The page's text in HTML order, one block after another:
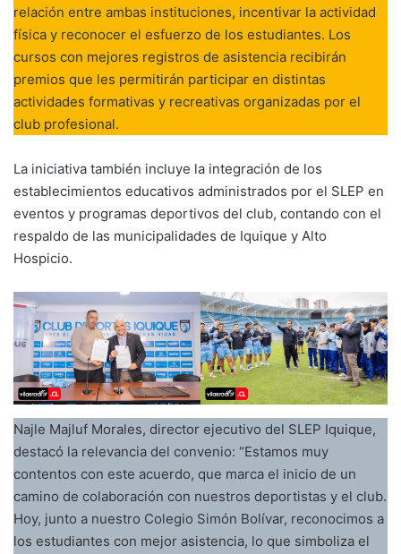
relación entre ambas instituciones, incentivar la actividad
física y reconocer el esfuerzo de los estudiantes. Los
cursos con mejores registros de asistencia recibirán
premios que les permitirán participar en distintas
actividades formativas y recreativas organizadas por el
club profesional.
La iniciativa también incluye la integración de los
establecimientos educativos administrados por el SLEP en
eventos y programas deportivos del club, contando con el
respaldo de las municipalidades de Iquique y Alto
Hospicio.
Najle Majluf Morales, director ejecutivo del SLEP Iquique,
destacó la relevancia del convenio: “Estamos muy
contentos con este acuerdo, que marca el inicio de un
camino de colaboración con nuestros deportistas y el club.
Hoy, junto a nuestro Colegio Simón Bolívar, reconocimos a
los estudiantes con mejor asistencia, lo que simboliza el